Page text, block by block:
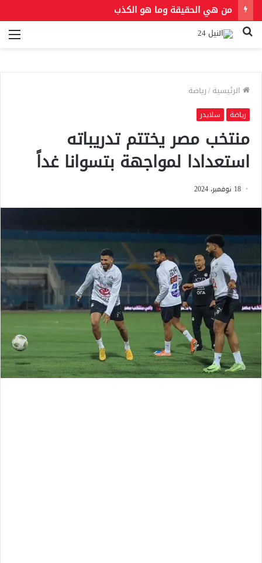
من هي الحقيقة وما هو الكذب
بحث
الرئيسية/رياضة
رياضة سلايدر
منتخب مصر يختتم تدريباته
استعدادا لمواجهة بتسوانا غداً
18 نوفمبر، 2024